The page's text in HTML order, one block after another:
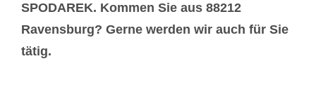
SPODAREK. Kommen Sie aus 88212
Ravensburg? Gerne werden wir auch für Sie
tätig.